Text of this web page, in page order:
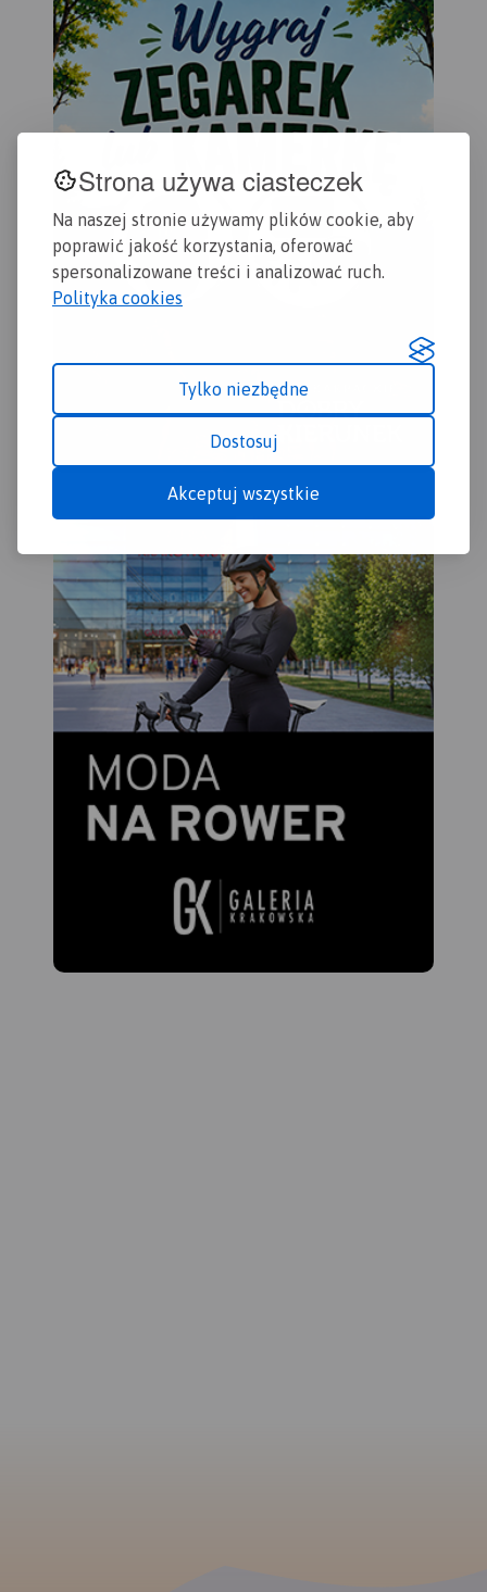
Strona używa ciasteczek
Na naszej stronie używamy plików cookie, aby
poprawić jakość korzystania, oferować
spersonalizowane treści i analizować ruch.
Polityka cookies
Tylko niezbędne
Dostosuj
Akceptuj wszystkie
oraz informacje praktyczne.
Rok Wydania 2017